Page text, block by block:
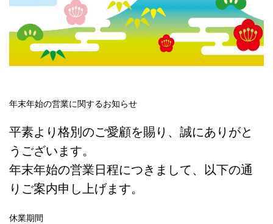
年末年始の営業に関するお知らせ
平素より格別のご愛顧を賜り、誠にありがと
うございます。
年末年始の営業日程につきまして、以下の通
りご案内申し上げます。
休業期間